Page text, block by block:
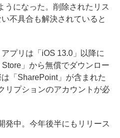
うになった。削除されたリス
不具合も解決されていると
プリは「iOS 13.0」以降に
」から無償でダウンロー
「SharePoint」が含まれた
リプションのアカウントが必
中。今年後半にもリリース